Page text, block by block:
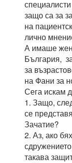
защо са за
на
лично
А имаше
България,
за
на Фани за
Сега искам
1. Защо,
се
Зачатие?
2. Аз, ако
такава